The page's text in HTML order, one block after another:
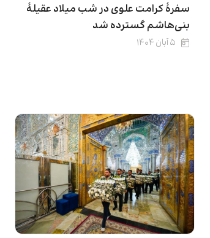
سفرهٔ کرامت علوی در شب میلاد عقیلۀ
بنی‌هاشم گسترده شد
۵ آبان ۱۴۰۴